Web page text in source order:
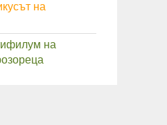
на
на